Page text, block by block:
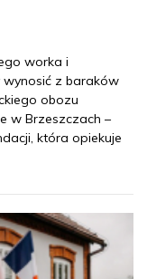
worka i
wynosić z baraków
obozu
w Brzeszczach –
która opiekuje